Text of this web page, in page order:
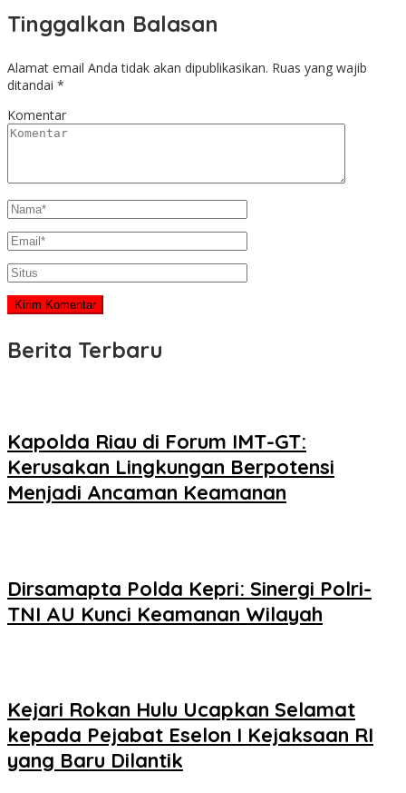
Tinggalkan Balasan
Alamat email Anda tidak akan dipublikasikan. Ruas yang wajib
ditandai *
Komentar
Berita Terbaru
Kapolda Riau di Forum IMT-GT:
Kerusakan Lingkungan Berpotensi
Menjadi Ancaman Keamanan
Dirsamapta Polda Kepri: Sinergi Polri-
TNI AU Kunci Keamanan Wilayah
Kejari Rokan Hulu Ucapkan Selamat
kepada Pejabat Eselon I Kejaksaan RI
yang Baru Dilantik